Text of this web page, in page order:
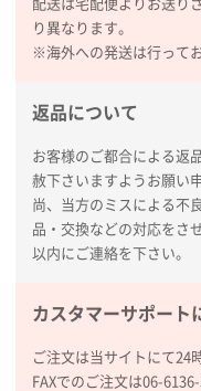
配送は宅配便よりお送り
り異なります。
※海外への発送は行って
返品について
お客様のご都合による返
赦下さいますようお願い
尚、当方のミスによる不
品・交換などの対応をさ
以内にご連絡を下さい。
カスタマーサポート
ご注文は当サイトにて24
FAXでのご注文は06-6136-